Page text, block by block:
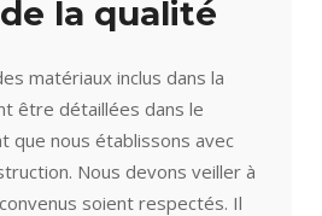
la qualité
matériaux inclus dans la
être détaillées dans le
que nous établissons avec
Nous devons veiller à
soient respectés. Il